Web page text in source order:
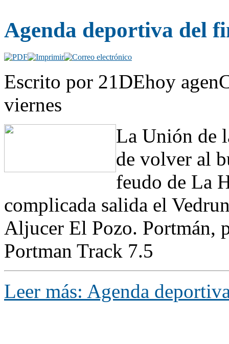
Agenda deportiva del
Escrito por 21DEhoy
viernes
La Unión de
de volver al
feudo de La
complicada salida el
Aljucer El Pozo. Portmán,
Portman Track 7.5
Leer más: Agenda